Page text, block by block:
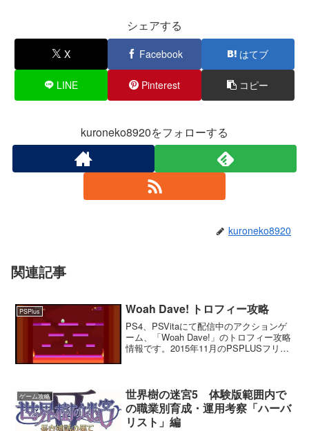
シェアする
X Facebook はてブ
LINE Pinterest コピー
kuroneko8920をフォローする
kuroneko8920
関連記事
PSPlus Woah Dave! トロフィー攻略
PS4、PSVitaにて配信中のアクションゲ
ーム、「Woah Dave!」のトロフィー攻略
情報です。2015年11月のPSPLUSフリー
ゲーム攻略
世界樹の迷宮5 体験版範囲内で
の職業別育成・運用考察「ハーバ
リスト」編